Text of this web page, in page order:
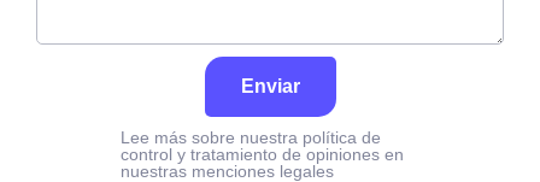
Enviar
Lee más sobre nuestra política de
control y tratamiento de opiniones en
nuestras menciones legales